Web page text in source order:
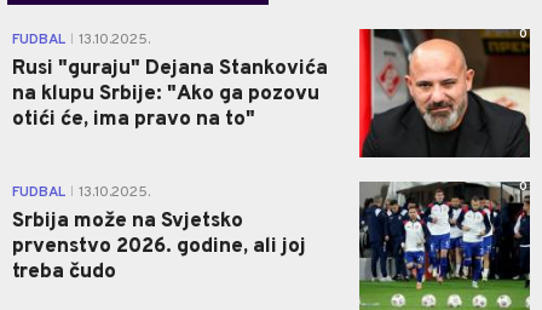
FUDBAL 13.10.2025.
Rusi "guraju" Dejana Stankovića
na klupu Srbije: "Ako ga pozovu
otići će, ima pravo na to"
0
FUDBAL 13.10.2025.
Srbija može na Svjetsko
prvenstvo 2026. godine, ali joj
treba čudo
0